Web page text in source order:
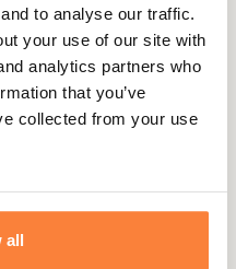
to analyse our traffic.
your use of our site with
analytics partners who
that you’ve
collected from your use
all
effet.
ici proposé en navy, gris,